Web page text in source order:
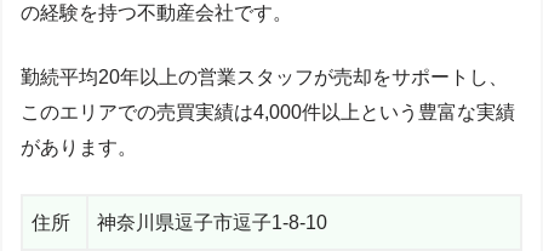
の経験を持つ不動産会社です。
勤続平均20年以上の営業スタッフが売却をサポートし、
このエリアでの売買実績は4,000件以上という豊富な実績
があります。
住所 神奈川県逗子市逗子1-8-10